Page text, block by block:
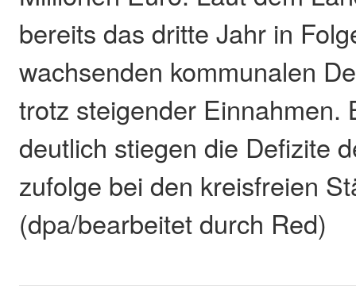
bereits das dritte Jahr in
wachsenden kommunalen
trotz steigender Einnahmen.
deutlich stiegen die Defizite
zufolge bei den kreisfreien
(dpa/bearbeitet durch Red)